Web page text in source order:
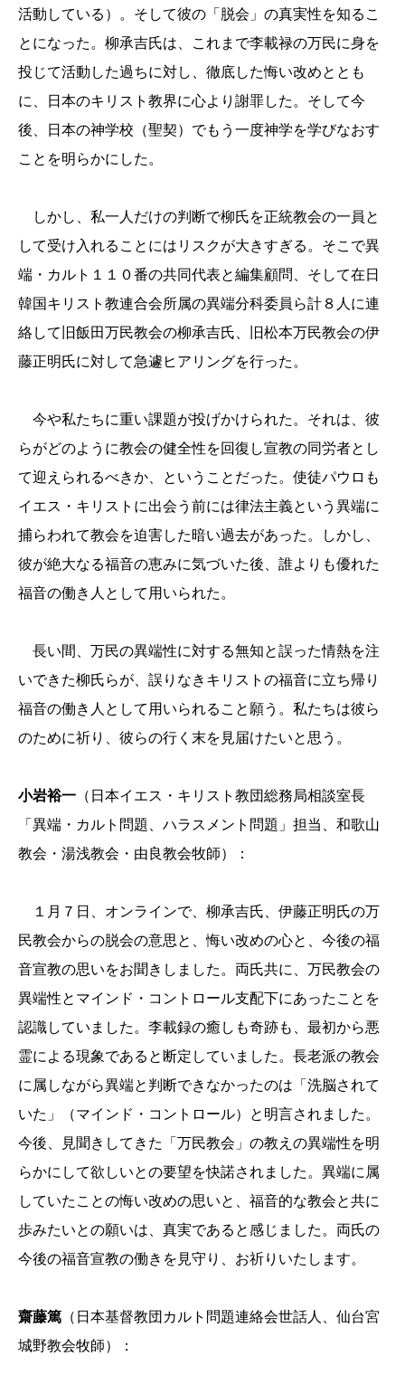
活動している）。そして彼の「脱会」の真実性を知るこ
とになった。柳承吉氏は、これまで李載禄の万民に身を
投じて活動した過ちに対し、徹底した悔い改めととも
に、日本のキリスト教界に心より謝罪した。そして今
後、日本の神学校（聖契）でもう一度神学を学びなおす
ことを明らかにした。
しかし、私一人だけの判断で柳氏を正統教会の一員と
して受け入れることにはリスクが大きすぎる。そこで異
端・カルト １１０番の共同代表と編集顧問、そして在日
韓国キリスト教連合会所属の異端分科委員ら計８人に連
絡して旧飯田万民教会の柳承吉氏、旧松本万民教会の伊
藤正明氏に対して急遽ヒアリングを行った。
今や私たちに重い課題が投げかけられた。それは、彼
らがどのように教会の健全性を回復し宣教の同労者とし
て迎えられるべきか、ということだった。使徒パウロも
イエス・キリストに出会う前には律法主義という異端に
捕らわれて教会を迫害した暗い過去があった。しかし、
彼が絶大なる福音の恵みに気づいた後、誰よりも優れた
福音の働き人として用いられた。
長い間、万民の異端性に対する無知と誤った情熱を注
いできた柳氏らが、誤りなきキリストの福音に立ち帰り
福音の働き人として用いられること願う。私たちは彼ら
のために祈り、彼らの行く末を見届けたいと思う。
小岩裕一 （日本イエス・キリスト教団総務局相談室長
「異端・カルト問題、ハラスメント問題」担当、和歌山
教会・湯浅教会・由良教会牧師）：
１月７日、オンラインで、柳承吉氏、伊藤正明氏の万
民教会からの脱会の意思と、悔い改めの心と、今後の福
音宣教の思いをお聞きしました。両氏共に、万民教会の
異端性とマインド・コントロール支配下にあったことを
認識していました。李載録の癒しも奇跡も、最初から悪
霊による現象であると断定していました。長老派の教会
に属しながら異端と判断できなかったのは「洗脳されて
いた」（マインド・コントロール）と明言されました。
今後、見聞きしてきた「万民教会」の教えの異端性を明
らかにして欲しいとの要望を快諾されました。異端に属
していたことの悔い改めの思いと、福音的な教会と共に
歩みたいとの願いは、真実であると感じました。両氏の
今後の福音宣教の働きを見守り、お祈りいたします。
齋藤篤 （日本基督教団カルト問題連絡会世話人、仙台宮
城野教会牧師）：